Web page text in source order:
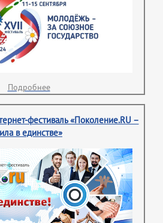
Подробнее
фестиваль «Поколение.RU –
в единстве»